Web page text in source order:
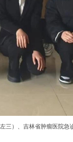
三）、吉林省肿瘤医院急